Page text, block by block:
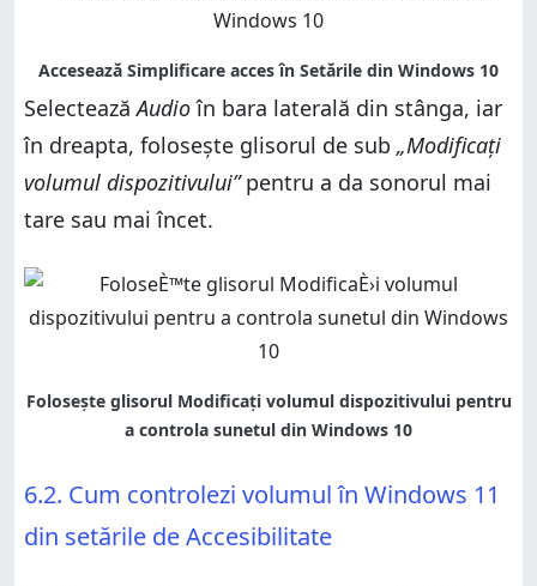
SelecteazăAudioîn bara laterală din stânga, iar
în dreapta, folosește glisorul de sub „Modificați
volumul dispozitivului”pentru a da sonorul mai
tare sau mai încet.
6.2. Cum controlezi volumul în Windows 11
din setările de Accesibilitate